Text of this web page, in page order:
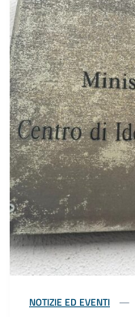
NOTIZIE ED EVENTI